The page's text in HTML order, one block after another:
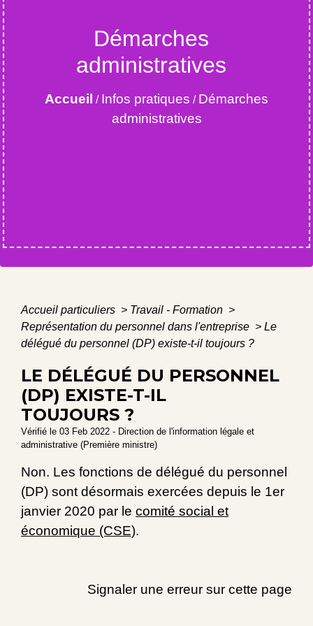
Démarches
administratives
Accueil / Infos pratiques / Démarches
administratives
Accueil particuliers > Travail - Formation >
Représentation du personnel dans l'entreprise > Le
délégué du personnel (DP) existe-t-il toujours ?
LE DÉLÉGUÉ DU PERSONNEL
(DP) EXISTE-T-IL
TOUJOURS ?
Vérifié le 03 Feb 2022 - Direction de l'information légale et
administrative (Première ministre)
Non. Les fonctions de délégué du personnel
(DP) sont désormais exercées depuis le 1er
janvier 2020 par le comité social et
économique (CSE).
Signaler une erreur sur cette page